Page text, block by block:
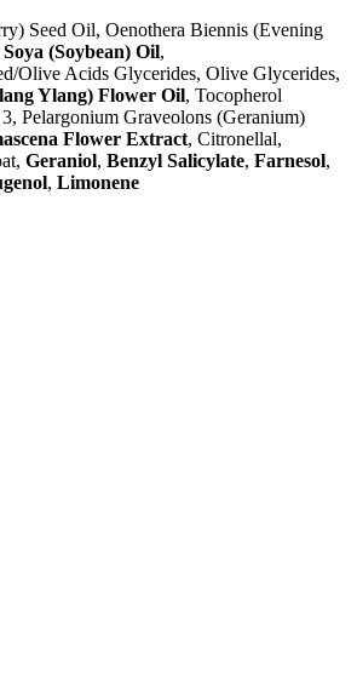
Seed Oil, Oenothera Biennis (Evening
(Soybean) Oil,
Olive Acids Glycerides, Olive Glycerides,
Ylang) Flower Oil, Tocopherol
Pelargonium Graveolons (Geranium)
Flower Extract, Citronellal,
Geraniol, Benzyl Salicylate, Farnesol,
, Limonene